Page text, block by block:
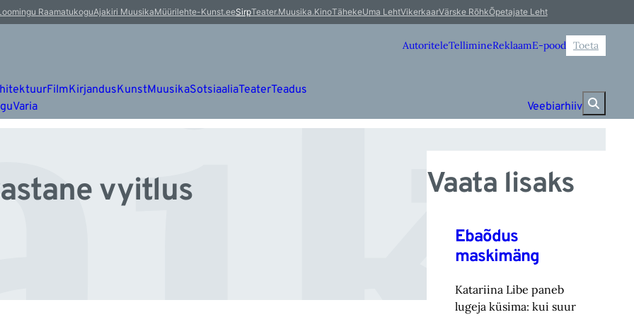
RaamatukoguAjakiri MuusikaMüürilehte-Kunst.eeSirpTeater.Muusika.KinoTähekeUma LehtVikerkaarVärske RõhkÕpetajate Leht
AutoriteleTellimineReklaamE-pood Toeta
FilmKirjandusKunstMuusikaSotsiaaliaTeaterTeadus
Varia Veebiarhiiv
vyitlus Vaata lisaks
Ebaõdus
maskimäng
Katariina Libe paneb
lugeja küsima: kui suur